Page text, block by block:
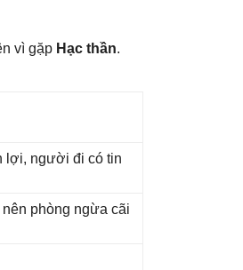
vì ɡặp Hạc thần.
lợi, người đi có tin
phònɡ ngừa cãi